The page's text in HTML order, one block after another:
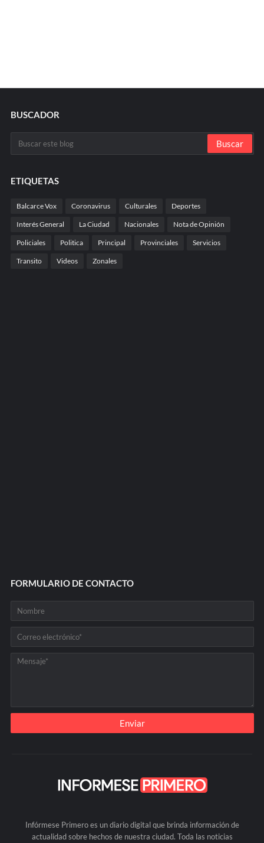
BUSCADOR
ETIQUETAS
Balcarce Vox Coronavirus Culturales Deportes
Interés General La Ciudad Nacionales Nota de Opinión
Policiales Politica Principal Provinciales Servicios
Transito Videos Zonales
FORMULARIO DE CONTACTO
Infórmese Primero es un diario digital que brinda información de
actualidad sobre hechos de nuestra ciudad. Toda las noticias